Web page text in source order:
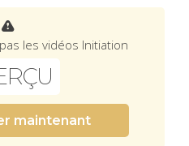
les vidéos Initiation
maintenant